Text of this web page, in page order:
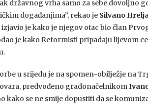
državnog vrha samo za sebe dovoljno
događanjima”, rekao je Silvano
je kako je njegov otac bio član
je kako Reformisti pripadaju lijevom
u srijedu je na spomen-obilježje na
predvođeno gradonačelnikom
kako se ne smije dopustiti da se